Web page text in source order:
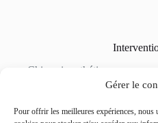
Gérer le
Pour offrir les meilleures expériences, nous
Chirurgie esthétique
Soins en médecine esthétique
Tarifs
Galerie Photo